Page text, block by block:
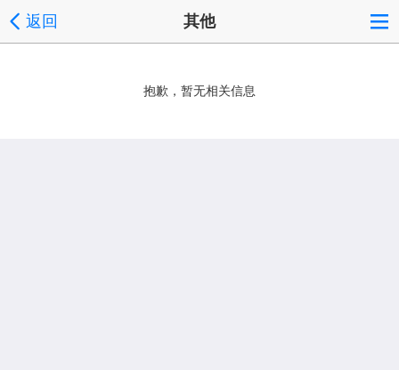
返回 其他
抱歉，暂无相关信息